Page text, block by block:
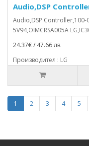
Audio,DSP
Audio,DSP Controller,100-
5V94,OIMCRSA005A
24.37€ / 47.66 лв.
Производител : LG
1 2 3 4 5